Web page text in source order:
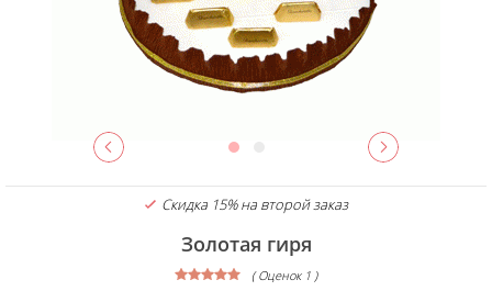
Скидка 15% на второй заказ
Золотая гиря
( Оценок 1 )